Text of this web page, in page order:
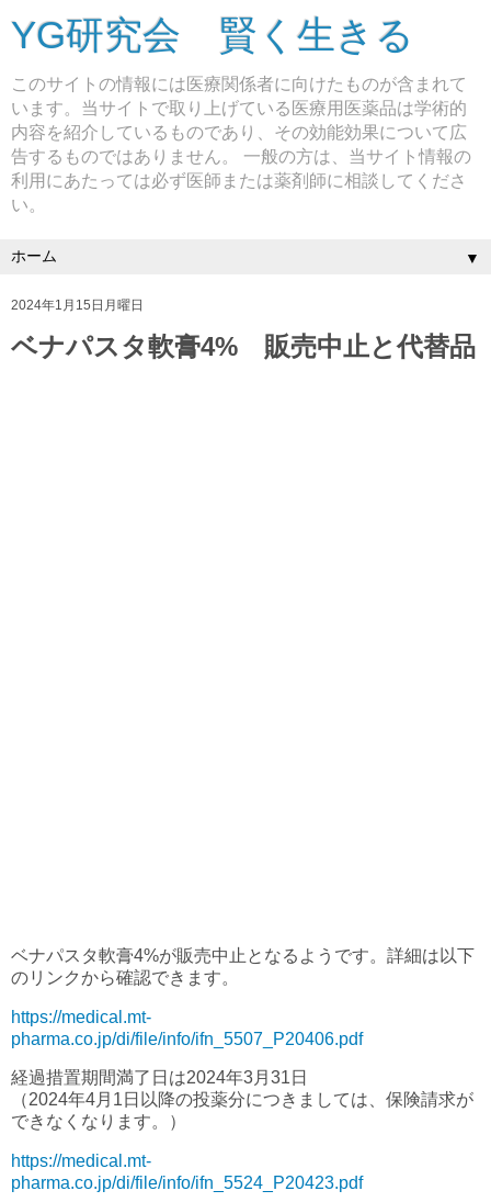
YG研究会 賢く生きる
このサイトの情報には医療関係者に向けたものが含まれて
います。当サイトで取り上げている医療用医薬品は学術的
内容を紹介しているものであり、その効能効果について広
告するものではありません。 一般の方は、当サイト情報の
利用にあたっては必ず医師または薬剤師に相談してくださ
い。
▼
2024年1月15日月曜日
ベナパスタ軟膏4% 販売中止と代替品
ベナパスタ軟膏4%が販売中止となるようです。詳細は以下
のリンクから確認できます。
https://medical.mt-
pharma.co.jp/di/file/info/ifn_5507_P20406.pdf
経過措置期間満了日は2024年3月31日
（2024年4月1日以降の投薬分につきましては、保険請求が
できなくなります。）
https://medical.mt-
pharma.co.jp/di/file/info/ifn_5524_P20423.pdf